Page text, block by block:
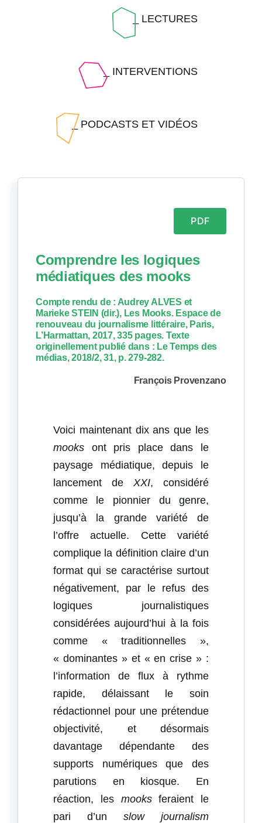
_ LECTURES
_ INTERVENTIONS
_ PODCASTS ET VIDÉOS
PDF
Comprendre les logiques
médiatiques des mooks
Compte rendu de : Audrey ALVES et
Marieke STEIN (dir.), Les Mooks. Espace de
renouveau du journalisme littéraire, Paris,
L’Harmattan, 2017, 335 pages. Texte
originellement publié dans : Le Temps des
médias, 2018/2, 31, p. 279-282.
François Provenzano
Voici maintenant dix ans que les
mooksont pris place dans le
paysage médiatique, depuis le
lancement deXXI, considéré
comme le pionnier du genre,
jusqu’à la grande variété de
l’offre actuelle. Cette variété
complique la définition claire d’un
format qui se caractérise surtout
négativement, par le refus des
logiques journalistiques
considérées aujourd’hui à la fois
comme « traditionnelles »,
« dominantes » et « en crise » :
l’information de flux à rythme
rapide, délaissant le soin
rédactionnel pour une prétendue
objectivité, et désormais
davantage dépendante des
supports numériques que des
parutions en kiosque. En
réaction, les mooksferaient le
pari d’unslow journalism